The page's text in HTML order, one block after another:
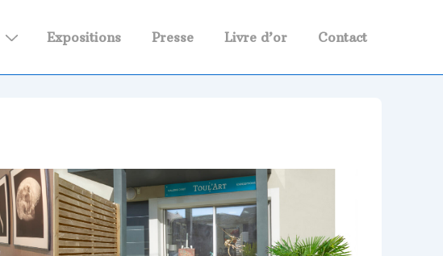
Expositions Presse Livre d’or Contact